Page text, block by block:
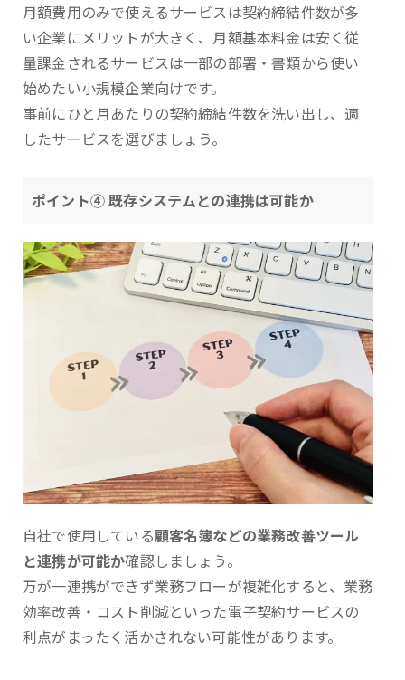
月額費用のみで使えるサービスは契約締結件数が多
い企業にメリットが大きく、月額基本料金は安く従
量課金されるサービスは一部の部署・書類から使い
始めたい小規模企業向けです。
事前にひと月あたりの契約締結件数を洗い出し、適
したサービスを選びましょう。
ポイント④ 既存システムとの連携は可能か
自社で使用している顧客名簿などの業務改善ツール
と連携が可能か確認しましょう。
万が一連携ができず業務フローが複雑化すると、業務
効率改善・コスト削減といった電子契約サービスの
利点がまったく活かされない可能性があります。